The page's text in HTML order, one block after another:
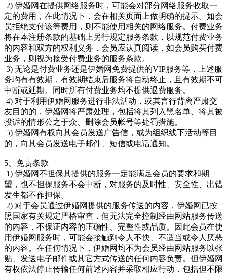
2) 伊婚网在提供网络服务时，可能会对部分网络服务收取一
定的费用，在此情况下，会在相关页面上做明确的提示。如会
员拒绝支付该等费用，则不能使用相关的网络服务。付费业务
将在本注册条款的基础上另行规定服务条款，以规范付费业务
的内容和双方的权利义务，会员应认真阅读，如会员购买付费
业务，则视为接受付费业务的服务条款。
3) 无论是付费业务还是伊婚网免费提供的VIP服务等，上述服
务均有有效期，有效期结束后服务将自动终止，且有效期不可
中断或延期。同时所有付费业务均不提供退费服务。
4) 对于利用伊婚网服务进行非法活动，或其言行背离严肃交
友目的的，伊婚网将严肃处理，包括将其列入黑名单、将其被
投诉的情形公之于众、删除会员帐号等处罚措施。
5) 伊婚网有权向其会员发送广告信，或为组织线下活动等目
的，向其会员发送电子邮件、短信或电话通知。
5、免责条款
1) 伊婚网不担保其提供的服务一定能满足会员的要求和期
望，也不担保服务不会中断，对服务的及时性、安全性、出错
发生都不作担保。
2) 对于会员通过伊婚网提供的服务传送的内容，伊婚网已按
照国家有关规定严格审查，但无法完全控制经由网站服务传送
的内容，不保证内容的正确性、完整性或品质。因此会员在使
用伊婚网服务时，可能会接触到令人不快、不适当或令人厌恶
的内容。在任何情况下，伊婚网均不为会员经由网站服务以张
贴、发送电子邮件或其它方式传送的任何内容负责。但伊婚网
有权依法停止传输任何前述内容并采取相应行动，包括但不限